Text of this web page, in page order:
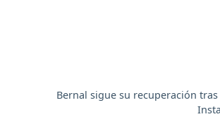
Bernal sigue su recuperación